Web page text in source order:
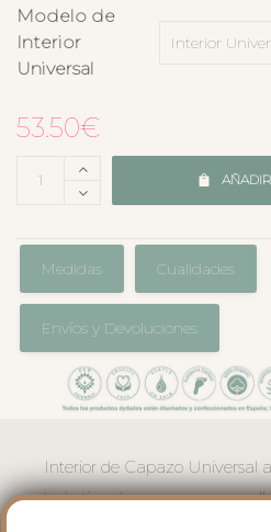
Modelo de
Interior
Universal
53.50€
Medidas Cualidades
Envíos y Devoluciones
Interior de Capazo Universal
todo tipo de capazos que no